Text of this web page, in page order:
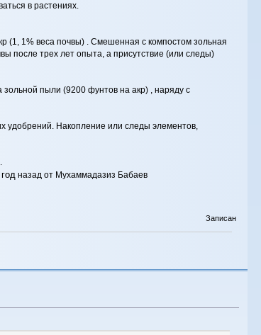
в растениях.
(1, 1% веса почвы) . Смешенная с компостом зольная
после трех лет опыта, а присутствие (или следы)
зольной пыли (9200 фунтов на акр) , наряду с
удобрений. Накопление или следы элементов,
назад от Мухаммадазиз Бабаев
Записан